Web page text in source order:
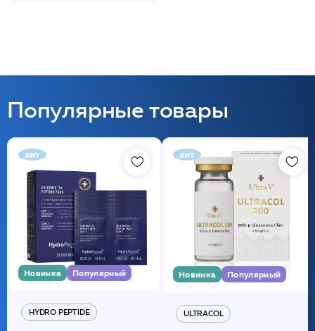
Популярные товары
хит
Новинка Популярный
HYDRO PEPTIDE
хит
Новинка Популярный
ULTRACOL